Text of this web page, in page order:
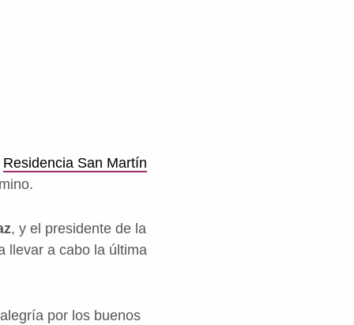
Residencia San Martín
, y el presidente de la
llevar a cabo la última
por los buenos